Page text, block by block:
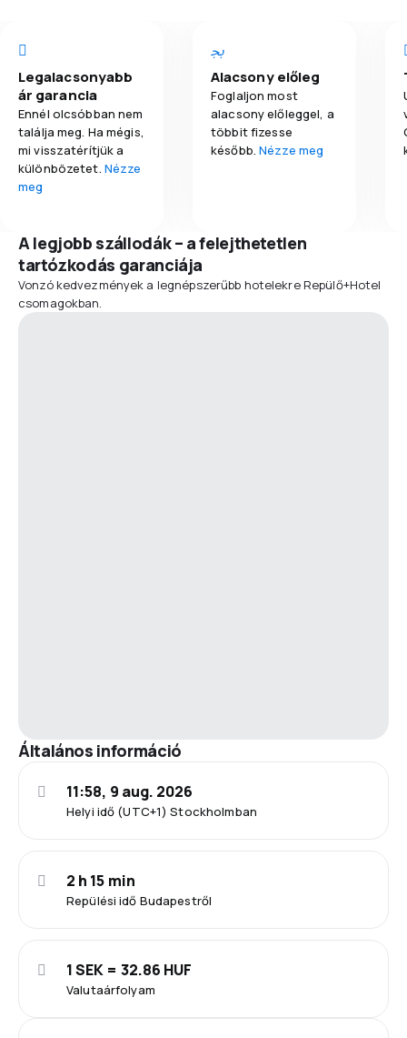
Legalacsonyabb
ár garancia
Ennél olcsóbban nem
találja meg. Ha mégis,
mi visszatérítjük a
különbözetet. Nézze
meg
Alacsony előleg
Foglaljon most
alacsony előleggel, a
többit fizesse
később.Nézze meg
A legjobb szállodák – a felejthetetlen
tartózkodás garanciája
Vonzó kedvezmények a legnépszerűbb hotelekre Repülő+Hotel
csomagokban.
Általános információ
Helyi idő (UTC+1) Stockholmban
11:58, 9 aug. 2026
Repülési idő Budapestről
2 h 15 min
Valutaárfolyam
1 SEK = 32.86 HUF